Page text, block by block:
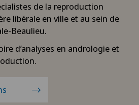
de la reproduction
libérale en ville et au sein de
Beaulieu.
d’analyses en andrologie et